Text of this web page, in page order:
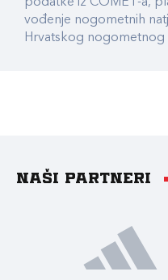
vođenje nogometnih
Hrvatskog nogometnog
Naši partneri